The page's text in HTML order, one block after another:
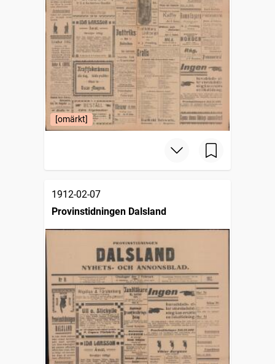
[omärkt]
1912-02-07
Provinstidningen Dalsland